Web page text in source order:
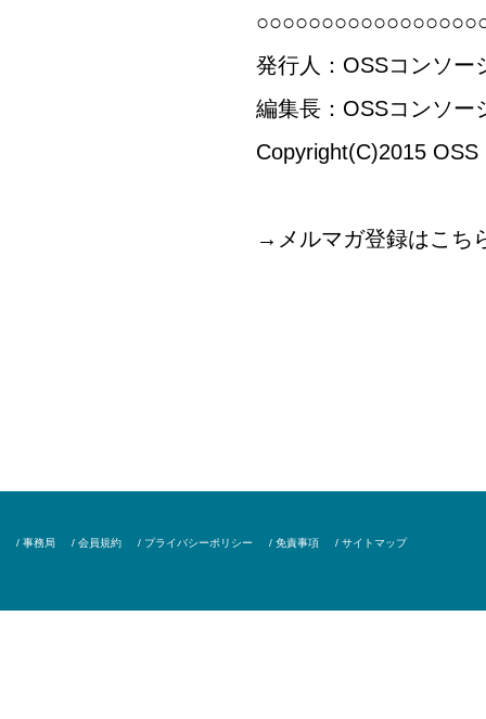
発行人：OSSコン
編集長：OSSコンソ
Copyright(C)2015
→メルマガ登録はこち
/ 事務局 / 会員規約 / プライバシーポリシー / 免責事項 / サイトマップ